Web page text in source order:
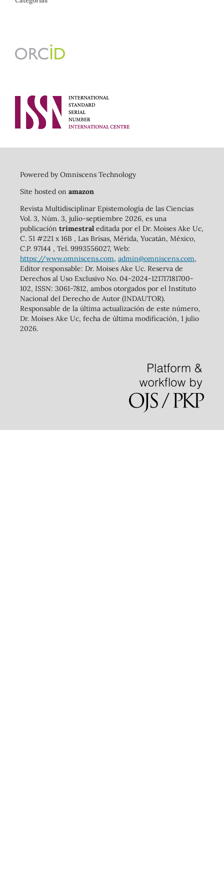
Powered by Omniscens Technology
Site hosted on amazon
Revista Multidisciplinar Epistemología de las Ciencias
Vol. 3, Núm. 3, julio-septiembre 2026, es una
publicación trimestraleditada por el Dr. Moises Ake Uc,
C. 51 #221 x 16B , Las Brisas, Mérida, Yucatán, México,
C.P. 97144 , Tel. 9993556027, Web:
https://www.omniscens.com, admin@omniscens.com,
Editor responsable: Dr. Moises Ake Uc. Reserva de
Derechos al Uso Exclusivo No. 04-2024-121717181700-
102, ISSN: 3061-7812, ambos otorgados por el Instituto
Nacional del Derecho de Autor (INDAUTOR).
Responsable de la última actualización de este número,
Dr. Moises Ake Uc, fecha de última modificación, 1 julio
2026.